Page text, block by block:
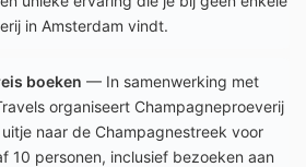
in Amsterdam vindt.
boeken — In samenwerking met
organiseert Champagneproeverij
naar de Champagnestreek voor
10 personen, inclusief bezoeken aan